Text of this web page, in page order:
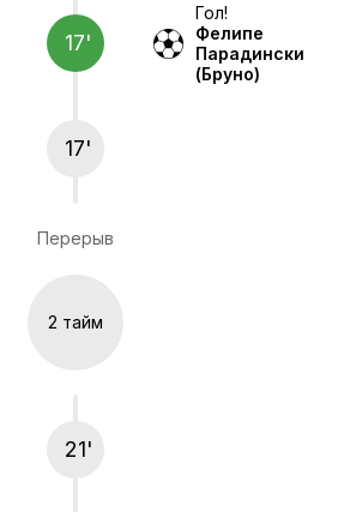
17'
Гол!
Фелипе
Парадински
(Бруно)
17'
Перерыв
2 тайм
21'